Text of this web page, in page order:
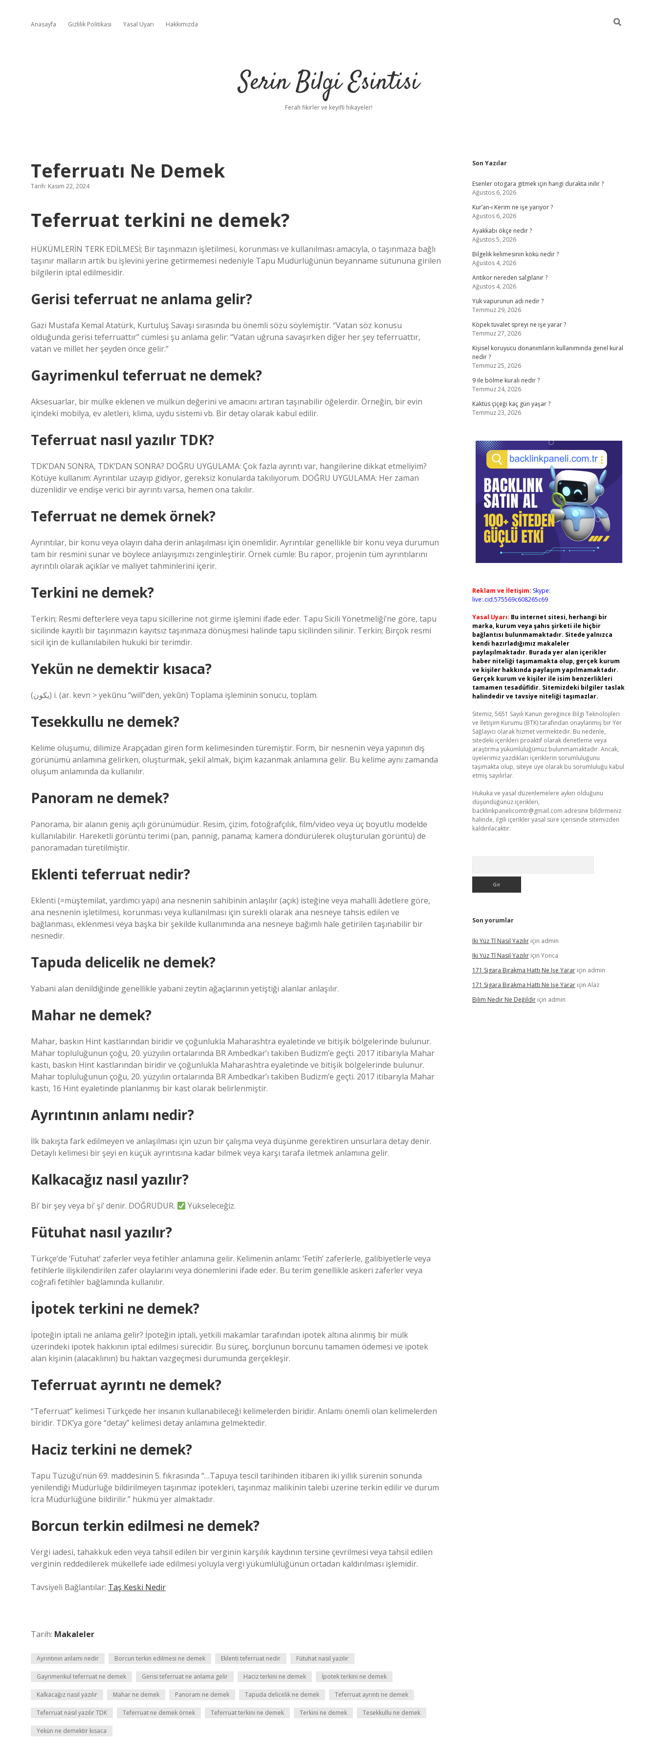
Anasayfa Gizlilik Politikası Yasal Uyarı Hakkımızda
Serin Bilgi Esintisi
Ferah fikirler ve keyifli hikayeler!
Teferruatı Ne Demek
Tarih: Kasım 22, 2024
Teferruat terkini ne demek?
HÜKÜMLERİN TERK EDİLMESİ; Bir taşınmazın işletilmesi, korunması ve kullanılması amacıyla, o taşınmaza bağlı
taşınır malların artık bu işlevini yerine getirmemesi nedeniyle Tapu Müdürlüğünün beyanname sütununa girilen
bilgilerin iptal edilmesidir.
Gerisi teferruat ne anlama gelir?
Gazi Mustafa Kemal Atatürk, Kurtuluş Savaşı sırasında bu önemli sözü söylemiştir. “Vatan söz konusu
olduğunda gerisi teferruattır” cümlesi şu anlama gelir: “Vatan uğruna savaşırken diğer her şey teferruattır,
vatan ve millet her şeyden önce gelir.”
Gayrimenkul teferruat ne demek?
Aksesuarlar, bir mülke eklenen ve mülkün değerini ve amacını artıran taşınabilir öğelerdir. Örneğin, bir evin
içindeki mobilya, ev aletleri, klima, uydu sistemi vb. Bir detay olarak kabul edilir.
Teferruat nasıl yazılır TDK?
TDK’DAN SONRA, TDK’DAN SONRA? DOĞRU UYGULAMA: Çok fazla ayrıntı var, hangilerine dikkat etmeliyim?
Kötüye kullanım: Ayrıntılar uzayıp gidiyor, gereksiz konularda takılıyorum. DOĞRU UYGULAMA: Her zaman
düzenlidir ve endişe verici bir ayrıntı varsa, hemen ona takılır.
Teferruat ne demek örnek?
Ayrıntılar, bir konu veya olayın daha derin anlaşılması için önemlidir. Ayrıntılar genellikle bir konu veya durumun
tam bir resmini sunar ve böylece anlayışımızı zenginleştirir. Örnek cümle: Bu rapor, projenin tüm ayrıntılarını
ayrıntılı olarak açıklar ve maliyet tahminlerini içerir.
Terkini ne demek?
Terkin; Resmi defterlere veya tapu sicillerine not girme işlemini ifade eder. Tapu Sicili Yönetmeliği’ne göre, tapu
sicilinde kayıtlı bir taşınmazın kayıtsız taşınmaza dönüşmesi halinde tapu sicilinden silinir. Terkin; Birçok resmi
sicil için de kullanılabilen hukuki bir terimdir.
Yekün ne demektir kısaca?
(ﻳﻜﻮﻥ) i. (ar. kevn > yekūnu “will”den, yekūn) Toplama işleminin sonucu, toplam.
Tesekkullu ne demek?
Kelime oluşumu, dilimize Arapçadan giren form kelimesinden türemiştir. Form, bir nesnenin veya yapının dış
görünümü anlamına gelirken, oluşturmak, şekil almak, biçim kazanmak anlamına gelir. Bu kelime aynı zamanda
oluşum anlamında da kullanılır.
Panoram ne demek?
Panorama, bir alanın geniş açılı görünümüdür. Resim, çizim, fotoğrafçılık, film/video veya üç boyutlu modelde
kullanılabilir. Hareketli görüntü terimi (pan, pannig, panama; kamera döndürülerek oluşturulan görüntü) de
panoramadan türetilmiştir.
Eklenti teferruat nedir?
Eklenti (=müştemilat, yardımcı yapı) ana nesnenin sahibinin anlaşılır (açık) isteğine veya mahalli âdetlere göre,
ana nesnenin işletilmesi, korunması veya kullanılması için sürekli olarak ana nesneye tahsis edilen ve
bağlanması, eklenmesi veya başka bir şekilde kullanımında ana nesneye bağımlı hale getirilen taşınabilir bir
nesnedir.
Tapuda delicelik ne demek?
Yabani alan denildiğinde genellikle yabani zeytin ağaçlarının yetiştiği alanlar anlaşılır.
Mahar ne demek?
Mahar, baskın Hint kastlarından biridir ve çoğunlukla Maharashtra eyaletinde ve bitişik bölgelerinde bulunur.
Mahar topluluğunun çoğu, 20. yüzyılın ortalarında BR Ambedkar’ı takiben Budizm’e geçti. 2017 itibarıyla Mahar
kastı, baskın Hint kastlarından biridir ve çoğunlukla Maharashtra eyaletinde ve bitişik bölgelerinde bulunur.
Mahar topluluğunun çoğu, 20. yüzyılın ortalarında BR Ambedkar’ı takiben Budizm’e geçti. 2017 itibarıyla Mahar
kastı, 16 Hint eyaletinde planlanmış bir kast olarak belirlenmiştir.
Ayrıntının anlamı nedir?
İlk bakışta fark edilmeyen ve anlaşılması için uzun bir çalışma veya düşünme gerektiren unsurlara detay denir.
Detaylı kelimesi bir şeyi en küçük ayrıntısına kadar bilmek veya karşı tarafa iletmek anlamına gelir.
Kalkacağız nasıl yazılır?
Bi’ bir şey veya bi’ şi’ denir. DOĞRUDUR. Yükseleceğiz.
Fütuhat nasıl yazılır?
Türkçe’de ‘Fütuhat’ zaferler veya fetihler anlamına gelir. Kelimenin anlamı: ‘Fetih’ zaferlerle, galibiyetlerle veya
fetihlerle ilişkilendirilen zafer olaylarını veya dönemlerini ifade eder. Bu terim genellikle askeri zaferler veya
coğrafi fetihler bağlamında kullanılır.
İpotek terkini ne demek?
İpoteğin iptali ne anlama gelir? İpoteğin iptali, yetkili makamlar tarafından ipotek altına alınmış bir mülk
üzerindeki ipotek hakkının iptal edilmesi sürecidir. Bu süreç, borçlunun borcunu tamamen ödemesi ve ipotek
alan kişinin (alacaklının) bu haktan vazgeçmesi durumunda gerçekleşir.
Teferruat ayrıntı ne demek?
“Teferruat” kelimesi Türkçede her insanın kullanabileceği kelimelerden biridir. Anlamı önemli olan kelimelerden
biridir. TDK’ya göre “detay” kelimesi detay anlamına gelmektedir.
Haciz terkini ne demek?
Tapu Tüzüğü’nün 69. maddesinin 5. fıkrasında “…Tapuya tescil tarihinden itibaren iki yıllık sürenin sonunda
yenilendiği Müdürlüğe bildirilmeyen taşınmaz ipotekleri, taşınmaz malikinin talebi üzerine terkin edilir ve durum
İcra Müdürlüğüne bildirilir.” hükmü yer almaktadır.
Borcun terkin edilmesi ne demek?
Vergi iadesi, tahakkuk eden veya tahsil edilen bir verginin karşılık kaydının tersine çevrilmesi veya tahsil edilen
verginin reddedilerek mükellefe iade edilmesi yoluyla vergi yükümlülüğünün ortadan kaldırılması işlemidir.
Tavsiyeli Bağlantılar: Taş Keski Nedir
Tarih: Makaleler
Ayrıntının anlamı nedir Borcun terkin edilmesi ne demek Eklenti teferruat nedir Fütuhat nasıl yazılır
Gayrimenkul teferruat ne demek Gerisi teferruat ne anlama gelir Haciz terkini ne demek İpotek terkini ne demek
Kalkacağız nasıl yazılır Mahar ne demek Panoram ne demek Tapuda delicelik ne demek Teferruat ayrıntı ne demek
Teferruat nasıl yazılır TDK Teferruat ne demek örnek Teferruat terkini ne demek Terkini ne demek Tesekkullu ne demek
Yekün ne demektir kısaca
Sidebar
Son Yazılar
Esenler otogara gitmek için hangi durakta inilir ?
Ağustos 6, 2026
Kur’an-ı Kerim ne işe yarıyor ?
Ağustos 6, 2026
Ayakkabı ökçe nedir ?
Ağustos 5, 2026
Bilgelik kelimesinin kökü nedir ?
Ağustos 4, 2026
Antikor nereden salgılanır ?
Ağustos 4, 2026
Yük vapurunun adı nedir ?
Temmuz 29, 2026
Köpek tuvalet spreyi ne işe yarar ?
Temmuz 27, 2026
Kişisel koruyucu donanımların kullanımında genel kural
nedir ?
Temmuz 25, 2026
9 ile bölme kuralı nedir ?
Temmuz 24, 2026
Kaktüs çiçeği kaç gün yaşar ?
Temmuz 23, 2026
Reklam ve İletişim: Skype:
live:.cid.575569c608265c69
Yasal Uyarı: Bu internet sitesi, herhangi bir
marka, kurum veya şahıs şirketi ile hiçbir
bağlantısı bulunmamaktadır. Sitede yalnızca
kendi hazırladığımız makaleler
paylaşılmaktadır. Burada yer alan içerikler
haber niteliği taşımamakta olup, gerçek kurum
ve kişiler hakkında paylaşım yapılmamaktadır.
Gerçek kurum ve kişiler ile isim benzerlikleri
tamamen tesadüfidir. Sitemizdeki bilgiler taslak
halindedir ve tavsiye niteliği taşımazlar.
Sitemiz, 5651 Sayılı Kanun gereğince Bilgi Teknolojileri
ve İletişim Kurumu (BTK) tarafından onaylanmış bir Yer
Sağlayıcı olarak hizmet vermektedir. Bu nedenle,
sitedeki içerikleri proaktif olarak denetleme veya
araştırma yükümlülüğümüz bulunmamaktadır. Ancak,
üyelerimiz yazdıkları içeriklerin sorumluluğunu
taşımakta olup, siteye üye olarak bu sorumluluğu kabul
etmiş sayılırlar.
Hukuka ve yasal düzenlemelere aykırı olduğunu
düşündüğünüz içerikleri,
backlinkpanelicomtr@gmail.com adresine bildirmeniz
halinde, ilgili içerikler yasal süre içerisinde sitemizden
kaldırılacaktır.
Son yorumlar
Iki Yüz Tl Nasıl Yazılıriçin admin
Iki Yüz Tl Nasıl Yazılıriçin Yonca
171 Sigara Bırakma Hattı Ne Işe Yarariçin admin
171 Sigara Bırakma Hattı Ne Işe Yarariçin Alaz
Bilim Nedir Ne Değildiriçin admin